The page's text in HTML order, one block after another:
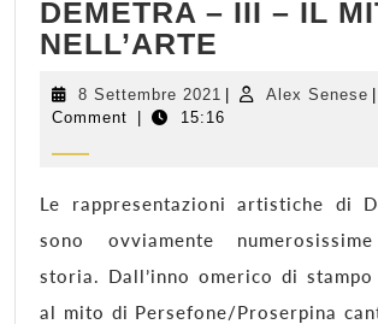
DEMETRA – III – IL
NELL’ARTE
III
–
8 Settembre 2021 8
Settembre
| Alex Senese |
Comment
| 15:16
Le rappresentazioni artistiche di
sono ovviamente
storia. Dall’inno omerico di stampo
al mito di Persefone/Proserpina